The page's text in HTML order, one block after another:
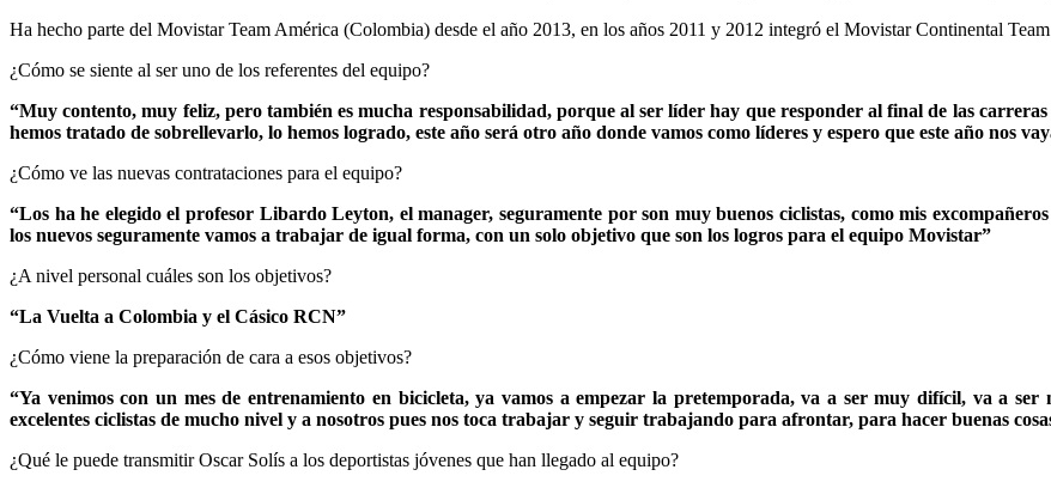
Ha hecho parte del Movistar Team América (Colombia) desde el año 2013, en los años 2011 y 2012 integró el Movistar Continental
¿Cómo se siente al ser uno de los referentes del equipo?
“Muy contento, muy feliz, pero también es mucha responsabilidad, porque al ser líder hay que responder al final de las
hemos tratado de sobrellevarlo, lo hemos logrado, este año será otro año donde vamos como líderes y espero que este año nos
¿Cómo ve las nuevas contrataciones para el equipo?
“Los ha he elegido el profesor Libardo Leyton, el manager, seguramente por son muy buenos ciclistas, como mis
los nuevos seguramente vamos a trabajar de igual forma, con un solo objetivo que son los logros para el equipo Movistar”
¿A nivel personal cuáles son los objetivos?
“La Vuelta a Colombia y el Cásico RCN”
¿Cómo viene la preparación de cara a esos objetivos?
“Ya venimos con un mes de entrenamiento en bicicleta, ya vamos a empezar la pretemporada, va a ser muy difícil, va a
excelentes ciclistas de mucho nivel y a nosotros pues nos toca trabajar y seguir trabajando para afrontar, para hacer buenas
¿Qué le puede transmitir Oscar Solís a los deportistas jóvenes que han llegado al equipo?